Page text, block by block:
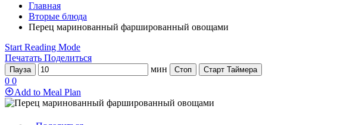
Главная
Вторые блюда
Перец маринованный фаршированный овощами
Start Reading Mode
Печатать Поделиться
Пауза мин Стоп Старт Таймера
0 0
Add to Meal Plan